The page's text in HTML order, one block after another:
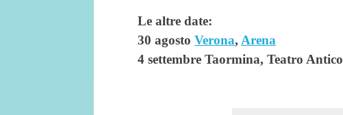
Le altre date:
30 agosto Verona, Arena
4 settembre Taormina, Teatro Antico